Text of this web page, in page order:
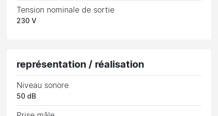
Tension nominale de sortie
230 V
représentation / réalisation
Niveau sonore
50 dB